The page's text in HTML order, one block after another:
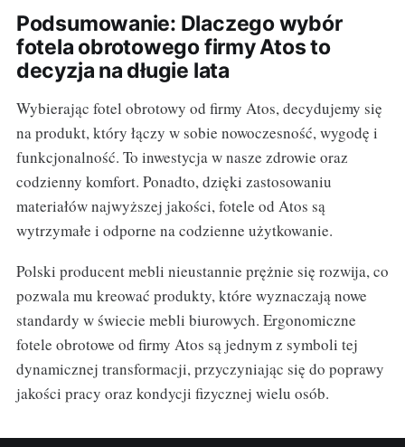
Podsumowanie: Dlaczego wybór
fotela obrotowego firmy Atos to
decyzja na długie lata
Wybierając fotel obrotowy od firmy Atos, decydujemy się
na produkt, który łączy w sobie nowoczesność, wygodę i
funkcjonalność. To inwestycja w nasze zdrowie oraz
codzienny komfort. Ponadto, dzięki zastosowaniu
materiałów najwyższej jakości, fotele od Atos są
wytrzymałe i odporne na codzienne użytkowanie.
Polski producent mebli nieustannie prężnie się rozwija, co
pozwala mu kreować produkty, które wyznaczają nowe
standardy w świecie mebli biurowych. Ergonomiczne
fotele obrotowe od firmy Atos są jednym z symboli tej
dynamicznej transformacji, przyczyniając się do poprawy
jakości pracy oraz kondycji fizycznej wielu osób.